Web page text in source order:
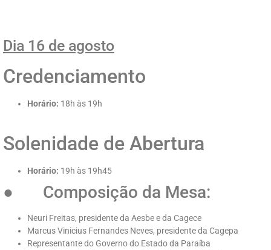
Dia 16 de agosto
Credenciamento
Horário: 18h às 19h
Solenidade de Abertura
Horário: 19h às 19h45
● Composição da Mesa:
Neuri Freitas, presidente da Aesbe e da Cagece
Marcus Vinicius Fernandes Neves, presidente da Cagepa
Representante do Governo do Estado da Paraíba